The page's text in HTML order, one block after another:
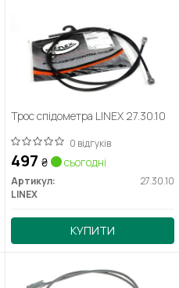
Трос спідометра LINEX 27.30.10
0 відгуків
497 ₴ сьогодні
Артикул:
27.30.10
LINEX
КУПИТИ